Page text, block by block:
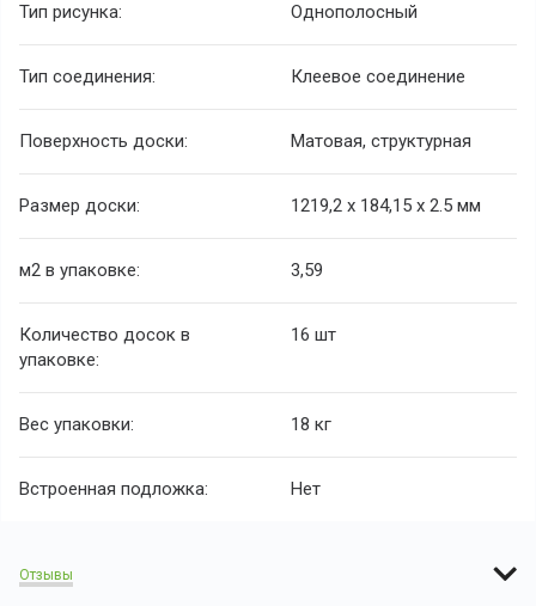
Тип рисунка: Однополосный
Тип соединения: Клеевое соединение
Поверхность доски: Матовая, структурная
Размер доски: 1219,2 х 184,15 х 2.5 мм
м2 в упаковке: 3,59
Количество досок в
упаковке:
16 шт
Вес упаковки: 18 кг
Встроенная подложка: Нет
Отзывы